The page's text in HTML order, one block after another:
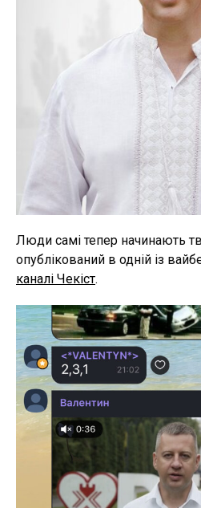
Люди самі тепер начинають
опублікований в одній із
каналі Чекіст.